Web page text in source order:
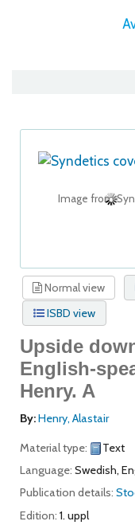
Image from
Normal view
ISBD view
Upside
English-
Henry. A
By:Henry, Alastair
Material type:
Text
Language: Swedish,
Publication details:
Edition: 1. uppl